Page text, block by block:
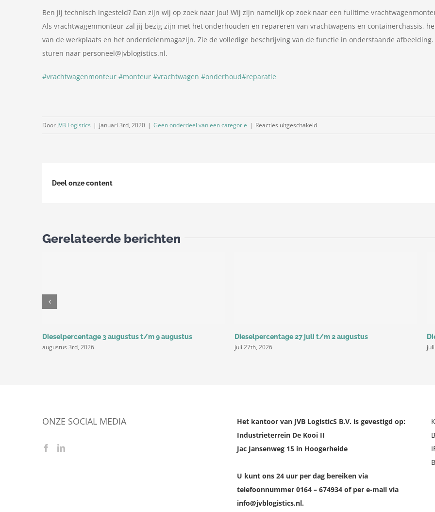
Ben jij technisch ingesteld? Dan zijn wij op zoek naar jou! Wij zijn namelijk op zoek naar een fulltime
Als vrachtwagenmonteur zal jij bezig zijn met het onderhouden en repareren van vrachtwagens en containerchassis,
van de werkplaats en het onderdelenmagazijn. Zie de volledige beschrijving van de functie in onderstaande
sturen naar personeel@jvblogistics.nl.
#vrachtwagenmonteur #monteur #vrachtwagen #onderhoud#reparatie
Door JVB Logistics | januari 3rd, 2020 | Geen onderdeel van een categorie | Reacties uitgeschakeldvoor
Deel onze content
Gerelateerde berichten
Dieselpercentage 3 augustus t/m 9 augustus
augustus 3rd, 2026
Dieselpercentage 27 juli t/m 2 augustus
juli 27th, 2026
ONZE SOCIAL MEDIA
Het kantoor van JVB LogisticS B.V. is gevestigd op:
Industrieterrein De Kooi II
Jac Jansenweg 15 in Hoogerheide
U kunt ons 24 uur per dag bereiken via
telefoonnummer 0164 – 674934 of per e-mail via
info@jvblogistics.nl.